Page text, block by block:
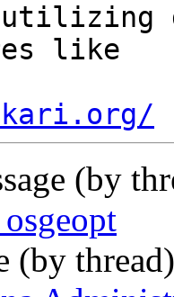
like
(by
(by